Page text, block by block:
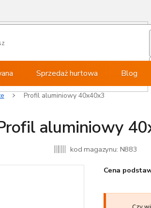
Sprzedaż hurtowa Blog
Profil aluminiowy 40x40x3
aluminiowy
kod magazynu: N883
Cena